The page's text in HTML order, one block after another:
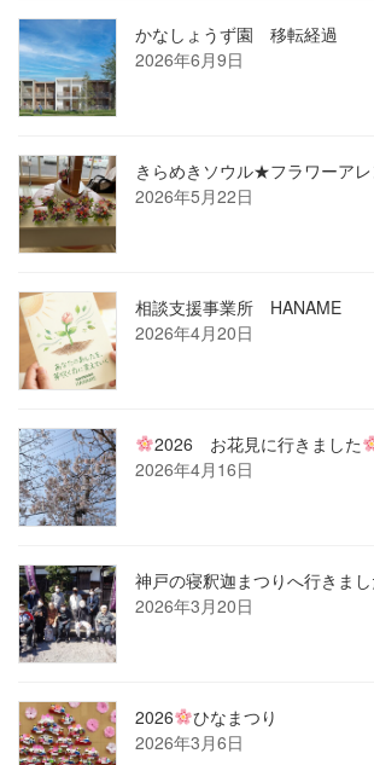
かなしょうず園 移転経過
2026年6月9日
きらめきソウル★フラワーアレ
2026年5月22日
相談支援事業所 HANAME
2026年4月20日
2026 お花見に行きました
2026年4月16日
神戸の寝釈迦まつりへ行きま
2026年3月20日
2026
ひなまつり
2026年3月6日